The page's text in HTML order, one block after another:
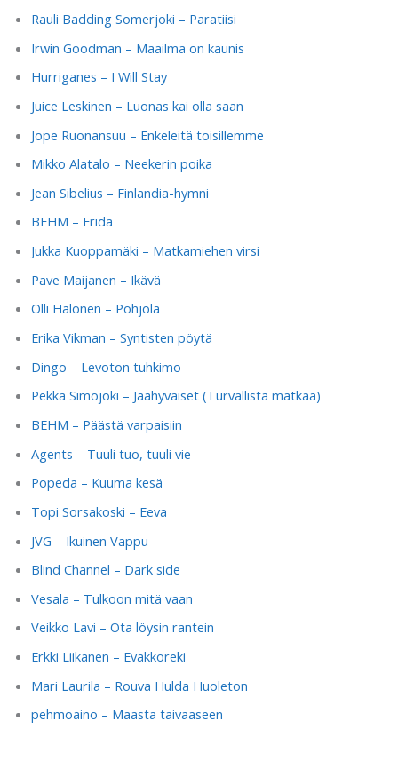
Rauli Badding Somerjoki – Paratiisi
Irwin Goodman – Maailma on kaunis
Hurriganes – I Will Stay
Juice Leskinen – Luonas kai olla saan
Jope Ruonansuu – Enkeleitä toisillemme
Mikko Alatalo – Neekerin poika
Jean Sibelius – Finlandia-hymni
BEHM – Frida
Jukka Kuoppamäki – Matkamiehen virsi
Pave Maijanen – Ikävä
Olli Halonen – Pohjola
Erika Vikman – Syntisten pöytä
Dingo – Levoton tuhkimo
Pekka Simojoki – Jäähyväiset (Turvallista matkaa)
BEHM – Päästä varpaisiin
Agents – Tuuli tuo, tuuli vie
Popeda – Kuuma kesä
Topi Sorsakoski – Eeva
JVG – Ikuinen Vappu
Blind Channel – Dark side
Vesala – Tulkoon mitä vaan
Veikko Lavi – Ota löysin rantein
Erkki Liikanen – Evakkoreki
Mari Laurila – Rouva Hulda Huoleton
pehmoaino – Maasta taivaaseen